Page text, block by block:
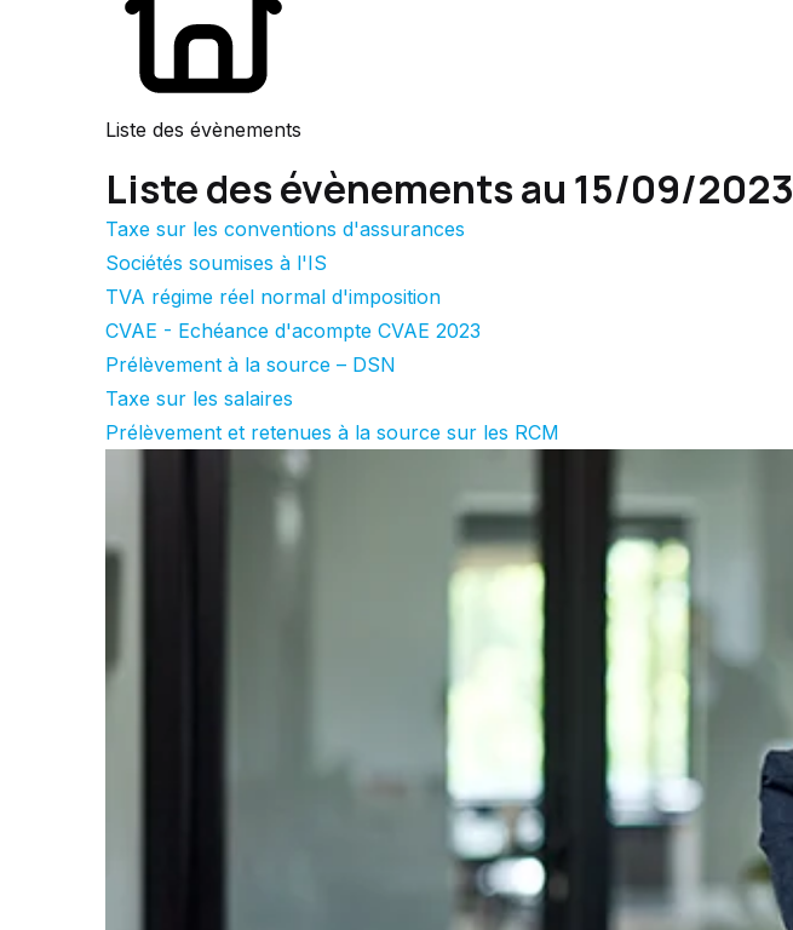
Liste des évènements
Liste des évènements au 15/09/2023
Taxe sur les conventions d'assurances
Sociétés soumises à l'IS
TVA régime réel normal d'imposition
CVAE - Echéance d'acompte CVAE 2023
Prélèvement à la source – DSN
Taxe sur les salaires
Prélèvement et retenues à la source sur les RCM